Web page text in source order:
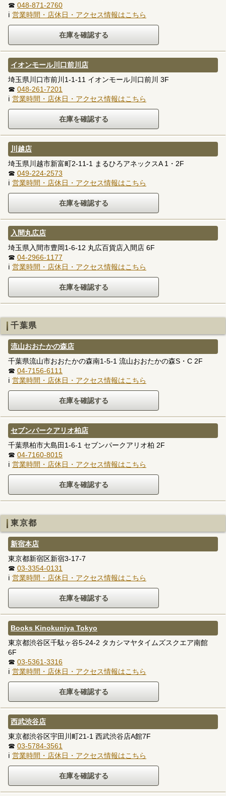
☎ 048-871-2760
ℹ 営業時間・店休日・アクセス情報はこちら
イオンモール川口前川店
埼玉県川口市前川1-1-11 イオンモール川口前川 3F
☎ 048-261-7201
ℹ 営業時間・店休日・アクセス情報はこちら
川越店
埼玉県川越市新富町2-11-1 まるひろアネックスA 1・2F
☎ 049-224-2573
ℹ 営業時間・店休日・アクセス情報はこちら
入間丸広店
埼玉県入間市豊岡1-6-12 丸広百貨店入間店 6F
☎ 04-2966-1177
ℹ 営業時間・店休日・アクセス情報はこちら
千葉県
流山おおたかの森店
千葉県流山市おおたかの森南1-5-1 流山おおたかの森S・C 2F
☎ 04-7156-6111
ℹ 営業時間・店休日・アクセス情報はこちら
セブンパークアリオ柏店
千葉県柏市大島田1-6-1 セブンパークアリオ柏 2F
☎ 04-7160-8015
ℹ 営業時間・店休日・アクセス情報はこちら
東京都
新宿本店
東京都新宿区新宿3-17-7
☎ 03-3354-0131
ℹ 営業時間・店休日・アクセス情報はこちら
Books Kinokuniya Tokyo
東京都渋谷区千駄ヶ谷5-24-2 タカシマヤタイムズスクエア南館
6F
☎ 03-5361-3316
ℹ 営業時間・店休日・アクセス情報はこちら
西武渋谷店
東京都渋谷区宇田川町21-1 西武渋谷店A館7F
☎ 03-5784-3561
ℹ 営業時間・店休日・アクセス情報はこちら